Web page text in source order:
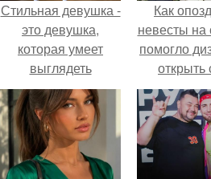
Стильная девушка -
это девушка,
которая умеет
выглядеть
привлекательно и
элегантно в любои
ситуации.
Как
невесты на
помогло
открыть